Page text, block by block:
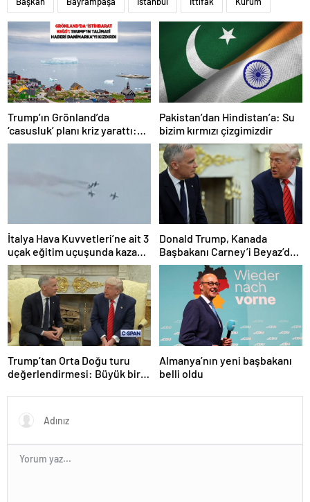
Trump’ın Grönland’da
‘casusluk’ planı kriz yarattı:
Danimarka ABD elçisini
Pakistan’dan Hindistan’a: Su
bizim kırmızı çizgimizdir
İtalya Hava Kuvvetleri’ne ait 3
uçak eğitim uçuşunda kaza
yaptı
Donald Trump, Kanada
Başbakanı Carney’i Beyaz’da
ağırladı
Trump’tan Orta Doğu turu
değerlendirmesi: Büyük bir
Almanya’nın yeni başbakanı
belli oldu